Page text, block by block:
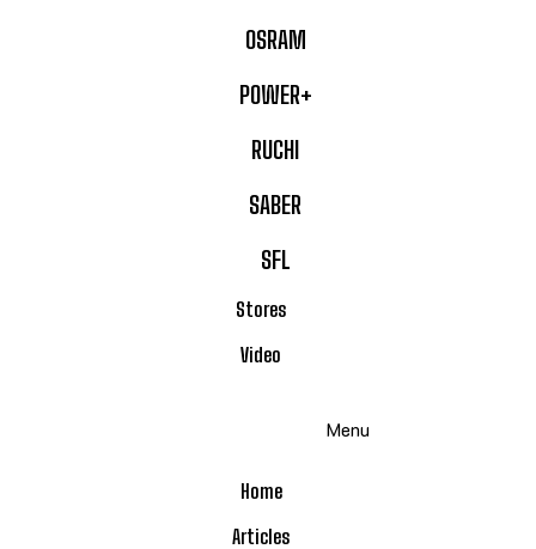
OSRAM
POWER+
RUCHI
SABER
SFL
Stores
Video
Home
Articles
Menu